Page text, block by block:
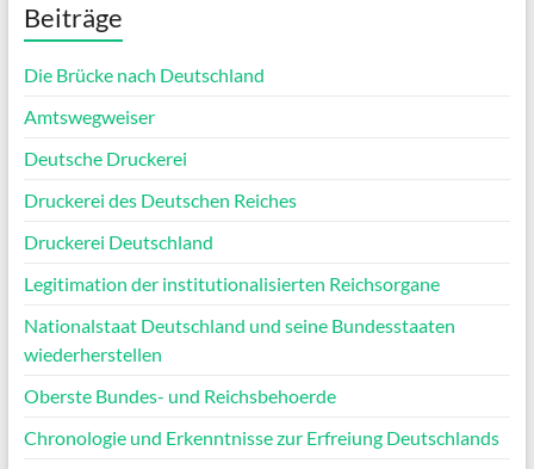
Beiträge
Die Brücke nach Deutschland
Amtswegweiser
Deutsche Druckerei
Druckerei des Deutschen Reiches
Druckerei Deutschland
Legitimation der institutionalisierten Reichsorgane
Nationalstaat Deutschland und seine Bundesstaaten
wiederherstellen
Oberste Bundes- und Reichsbehoerde
Chronologie und Erkenntnisse zur Erfreiung Deutschlands